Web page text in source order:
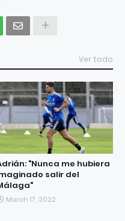
Ver todo
"Nunca me hubiera
salir del
March 17, 2022